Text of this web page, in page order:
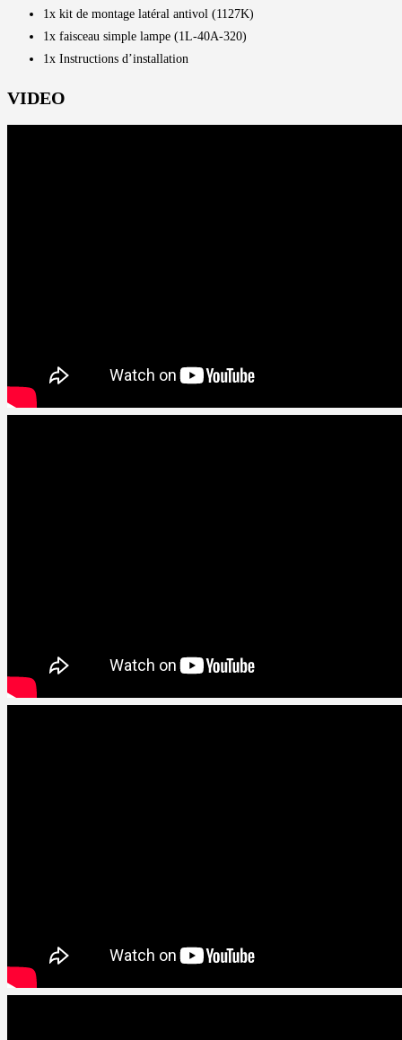
1x kit de montage latéral antivol (1127K)
1x faisceau simple lampe (1L-40A-320)
1x Instructions d’installation
VIDEO